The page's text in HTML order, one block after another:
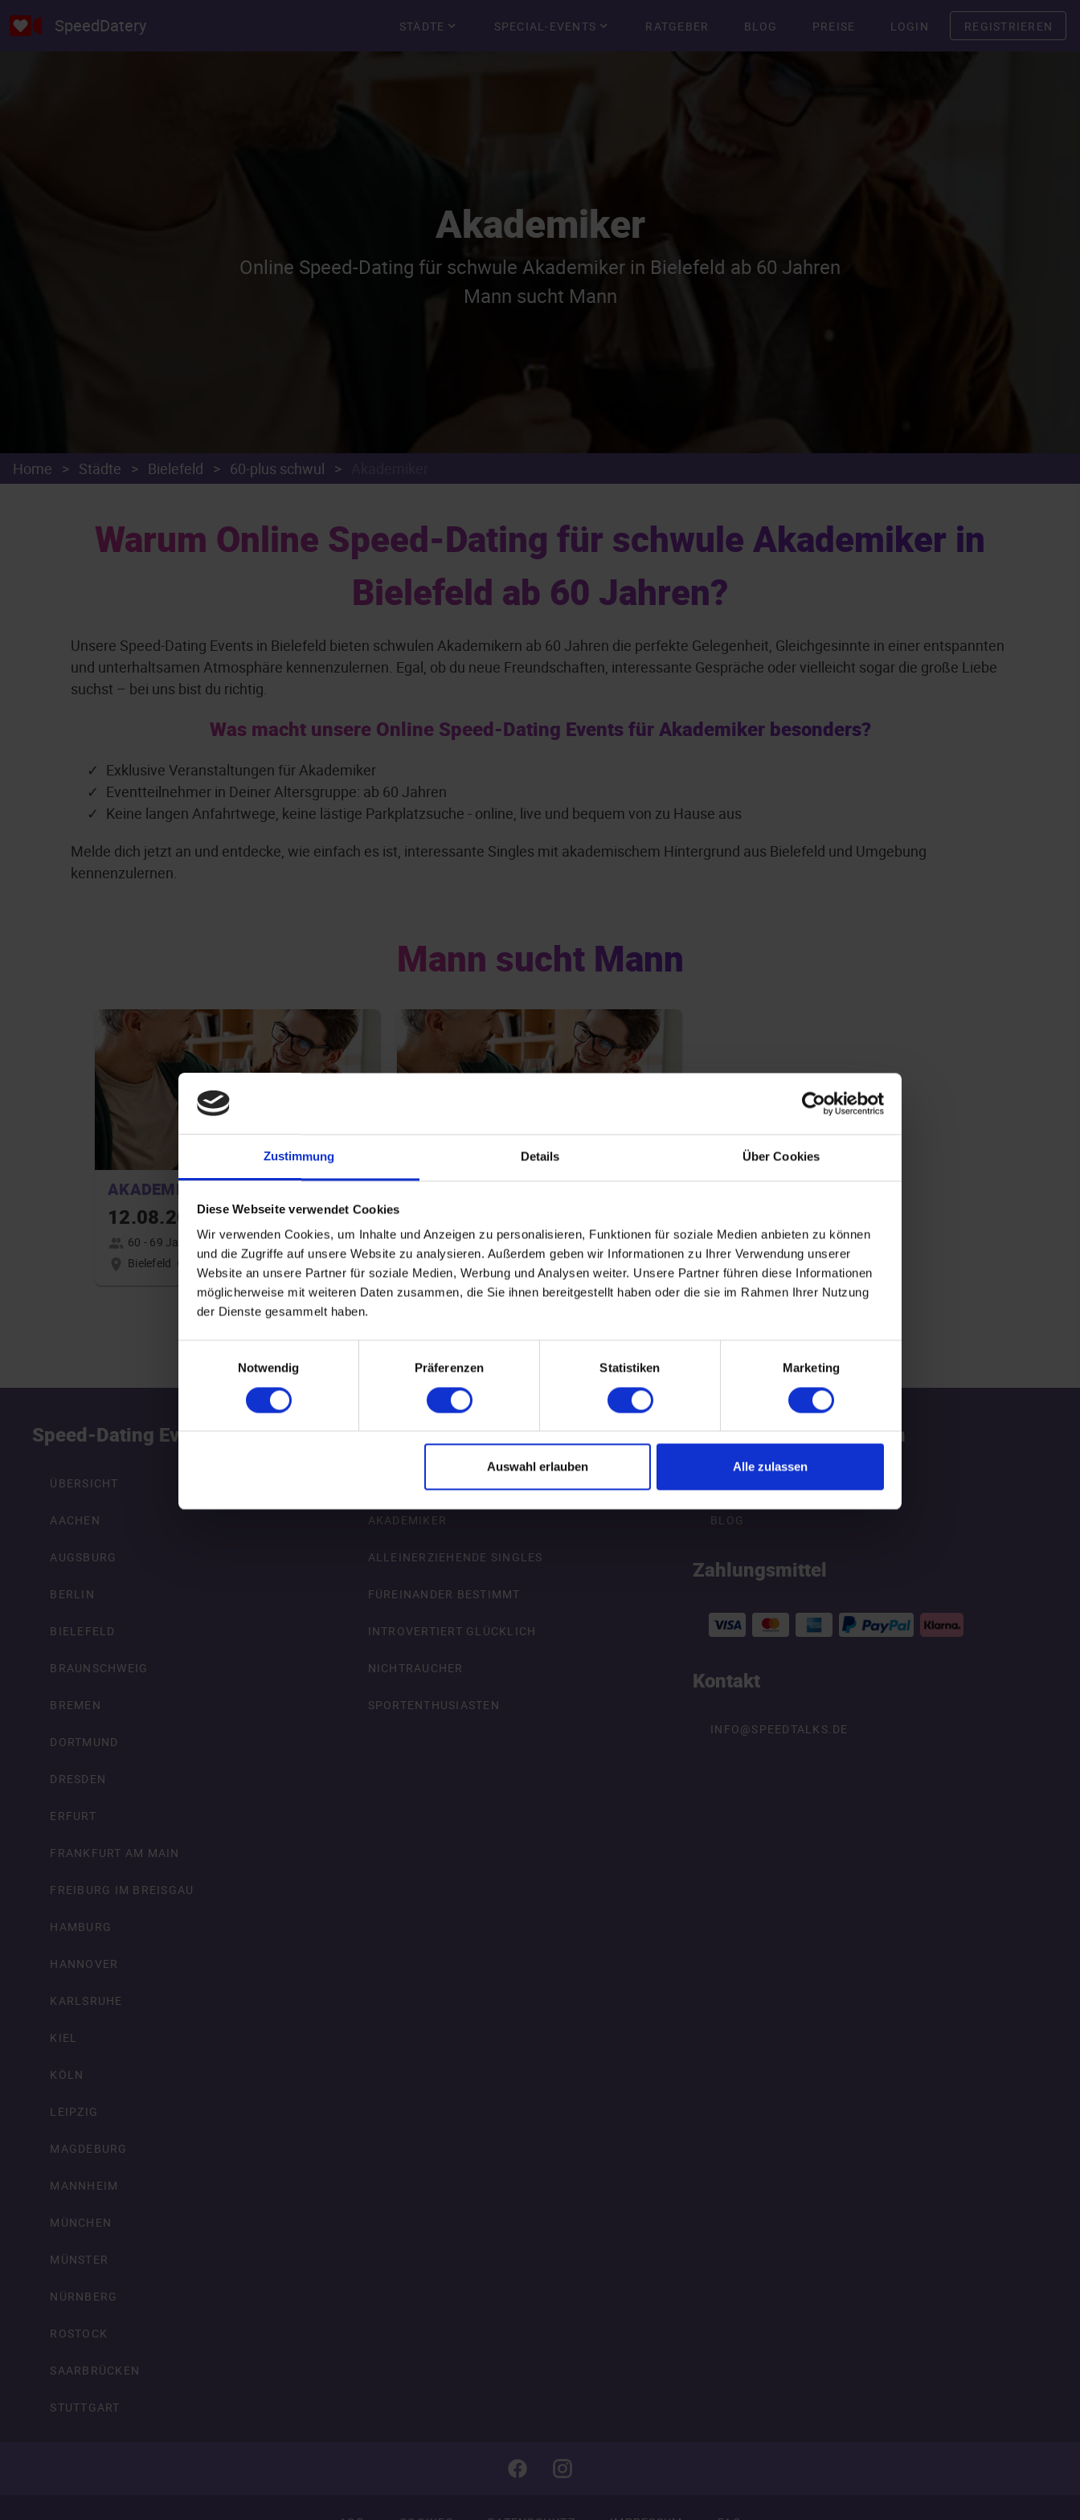
Zustimmung Details Über Cookies
Diese Webseite verwendet Cookies
Wir verwenden Cookies, um Inhalte und Anzeigen zu personalisieren, Funktionen für soziale Medien anbieten zu können
und die Zugriffe auf unsere Website zu analysieren. Außerdem geben wir Informationen zu Ihrer Verwendung unserer
Website an unsere Partner für soziale Medien, Werbung und Analysen weiter. Unsere Partner führen diese Informationen
möglicherweise mit weiteren Daten zusammen, die Sie ihnen bereitgestellt haben oder die sie im Rahmen Ihrer Nutzung
der Dienste gesammelt haben.
Notwendig
Präferenzen Statistiken Marketing
Auswahl erlauben Alle zulassen
SpeedDatery STÄDTE SPECIAL-EVENTS RATGEBER BLOG PREISE LOGIN REGISTRIEREN
Akademiker
Online Speed-Dating für schwule Akademiker in Bielefeld ab 60 Jahren
Mann sucht Mann
Home > Städte > Bielefeld > 60-plus schwul >
Warum Online Speed-Dating für schwule Akademiker in
Bielefeld ab 60 Jahren?
Unsere Speed-Dating Events in Bielefeld bieten schwulen Akademikern ab 60 Jahren die perfekte Gelegenheit, Gleichgesinnte in einer entspannten
und unterhaltsamen Atmosphäre kennenzulernen. Egal, ob du neue Freundschaften, interessante Gespräche oder vielleicht sogar die große Liebe
suchst – bei uns bist du richtig.
Was macht unsere Online Speed-Dating Events für Akademiker besonders?
Exklusive Veranstaltungen für Akademiker
Eventteilnehmer in Deiner Altersgruppe: ab 60 Jahren
Keine langen Anfahrtwege, keine lästige Parkplatzsuche - online, live und bequem von zu Hause aus
Melde dich jetzt an und entdecke, wie einfach es ist, interessante Singles mit akademischem Hintergrund aus Bielefeld und Umgebung
kennenzulernen.
Mann sucht Mann
AKADEMIKER
12.08.2026 16:00
60 - 69 Jahre
Bielefeld
60 - 69 Jahre
Bielefeld
Speed-Dating Events
ÜBERSICHT
AACHEN
AUGSBURG
BERLIN
BIELEFELD
BRAUNSCHWEIG
BREMEN
DORTMUND
DRESDEN
ERFURT
FRANKFURT AM MAIN
FREIBURG IM BREISGAU
HAMBURG
HANNOVER
KARLSRUHE
KIEL
KÖLN
LEIPZIG
MAGDEBURG
MANNHEIM
MÜNCHEN
MÜNSTER
NÜRNBERG
ROSTOCK
SAARBRÜCKEN
STUTTGART
Special-Events
AKADEMIKER
ALLEINERZIEHENDE SINGLES
FÜREINANDER BESTIMMT
INTROVERTIERT GLÜCKLICH
NICHTRAUCHER
SPORTENTHUSIASTEN
Nützliche Informationen
BLOG
Zahlungsmittel
Kontakt
INFO@SPEEDTALKS.DE